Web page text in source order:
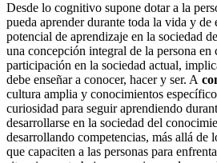
Desde lo cognitivo supone dotar a la
pueda aprender durante toda la vida y de
potencial de aprendizaje en la sociedad
una concepción integral de la persona
participación en la sociedad actual,
debe enseñar a conocer, hacer y ser. A
cultura amplia y conocimientos
curiosidad para seguir aprendiendo
desarrollarse en la sociedad del
desarrollando competencias, más allá de
que capaciten a las personas para